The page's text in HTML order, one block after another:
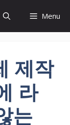
Menu
제작
라
는